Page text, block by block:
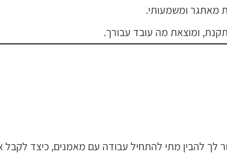
מאתגר ומשמעותי.
ומוצאת מה עובד עבורך.
לך להבין מתי להתחיל עבודה עם מאמנים, כיצד לקבל